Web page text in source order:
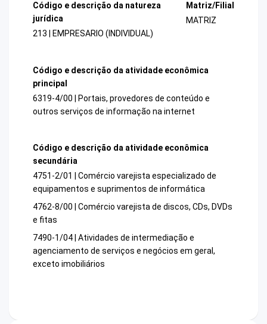
Código e descrição da natureza
jurídica
213 | EMPRESARIO (INDIVIDUAL)
Matriz/Filial
MATRIZ
Código e descrição da atividade econômica
principal
6319-4/00 | Portais, provedores de conteúdo e
outros serviços de informação na internet
Código e descrição da atividade econômica
secundária
4751-2/01 | Comércio varejista especializado de
equipamentos e suprimentos de informática
4762-8/00 | Comércio varejista de discos, CDs, DVDs
e fitas
7490-1/04 | Atividades de intermediação e
agenciamento de serviços e negócios em geral,
exceto imobiliários